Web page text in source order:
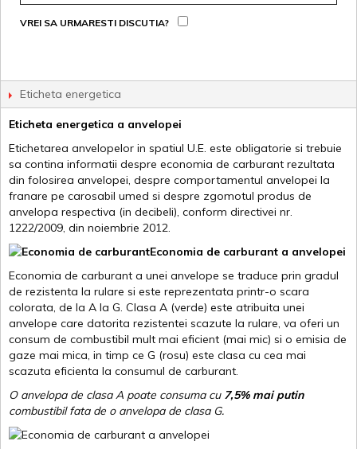
VREI SA URMARESTI DISCUTIA?
Eticheta energetica
Eticheta energetica a anvelopei
Etichetarea anvelopelor in spatiul U.E. este obligatorie si trebuie
sa contina informatii despre economia de carburant rezultata
din folosirea anvelopei, despre comportamentul anvelopei la
franare pe carosabil umed si despre zgomotul produs de
anvelopa respectiva (in decibeli), conform directivei nr.
1222/2009, din noiembrie 2012.
Economia de carburant a anvelopei
Economia de carburant a unei anvelope se traduce prin gradul
de rezistenta la rulare si este reprezentata printr-o scara
colorata, de la A la G. Clasa A (verde) este atribuita unei
anvelope care datorita rezistentei scazute la rulare, va oferi un
consum de combustibil mult mai eficient (mai mic) si o emisia de
gaze mai mica, in timp ce G (rosu) este clasa cu cea mai
scazuta eficienta la consumul de carburant.
O anvelopa de clasa A poate consuma cu 7,5% mai putin
combustibil fata de o anvelopa de clasa G.